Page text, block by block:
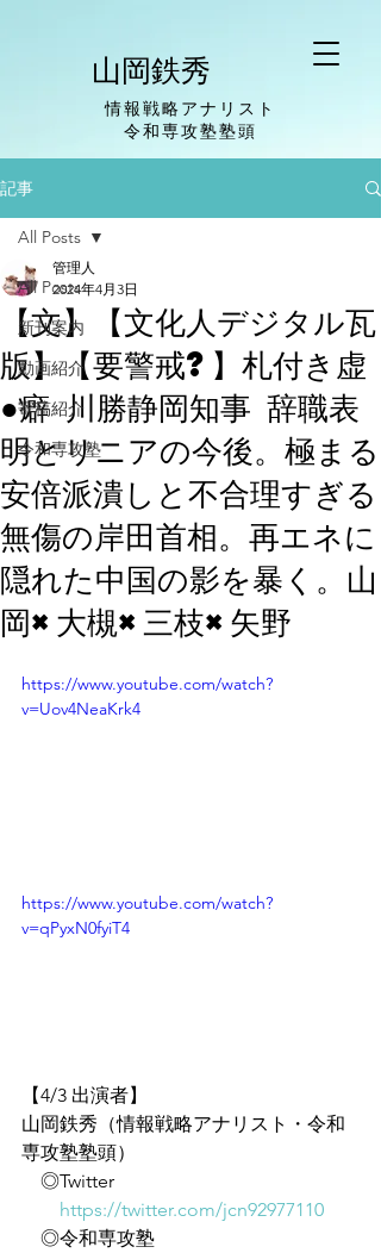
山岡鉄秀
情報戦略アナリスト
​令和専攻塾塾頭
記事
All Posts
新刊案内
動画紹介
寄稿紹介
令和専攻塾
All Posts
【文】【文化人デジタル瓦
版】【要警戒?】札付き虚
●癖 川勝静岡知事 辞職表
明とリニアの今後。極まる
安倍派潰しと不合理すぎる
無傷の岸田首相。再エネに
隠れた中国の影を暴く。山
岡×大槻×三枝×矢野
管理人
2024年4月3日
https://www.youtube.com/watch?
v=Uov4NeaKrk4
https://www.youtube.com/watch?
v=qPyxN0fyiT4
【4/3 出演者】
山岡鉄秀（情報戦略アナリスト・令和
専攻塾塾頭）
◎Twitter
https://twitter.com/jcn92977110
◎令和専攻塾